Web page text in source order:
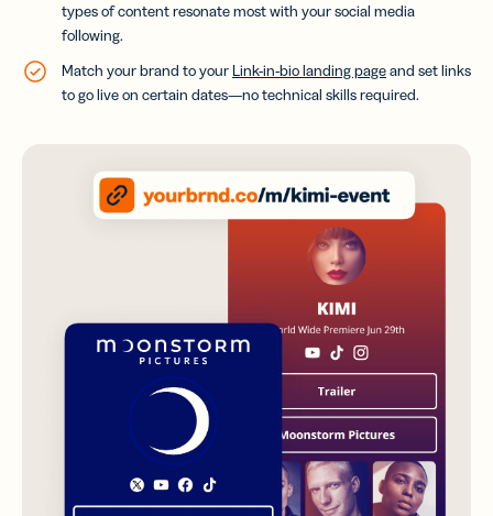
types of content resonate most with your social media
following.
Match your brand to your Link-in-bio landing pageand set links
to go live on certain dates—no technical skills required.